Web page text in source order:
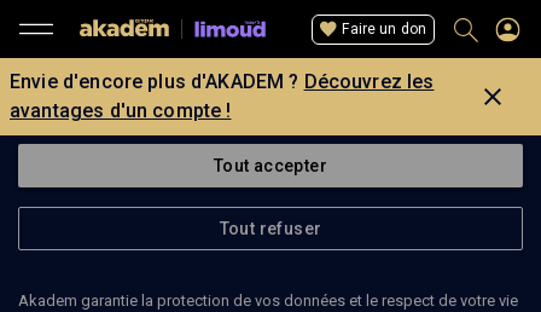
Faire un don
Envie d'encore plus d'AKADEM ? Découvrez les
avantages d'un compte !
Tout accepter
Tout refuser
Akadem garantie la protection de vos données et le respect de votre vie